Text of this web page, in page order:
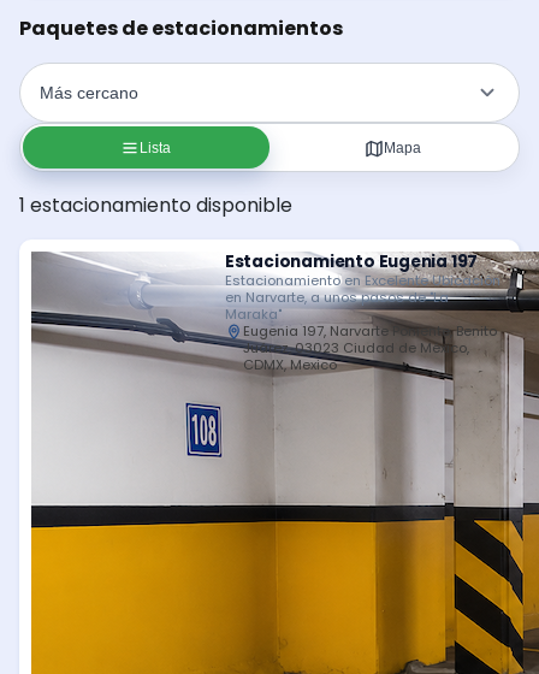
Paquetes de estacionamientos
Lista Mapa
1 estacionamiento disponible
Estacionamiento Eugenia 197
Estacionamiento en Excelente Ubicación
en Narvarte, a unos pasos de "La
Maraka"
Eugenia 197, Narvarte Poniente, Benito
Juárez, 03023 Ciudad de México,
CDMX, Mexico